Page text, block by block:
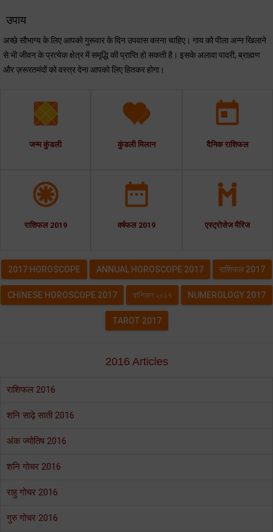
उपाय
अच्छे सौभाग्य के लिए आपको गुरूवार के दिन उपवास करना चाहिए। गाय को पीला अन्न खिलाने
से भी जीवन के प्रत्येक क्षेत्र में समृद्धि की प्राप्ति हो सकती है। इसके अलावा पादरी, ब्राह्मण
और ज़रूरतमंदों को वस्त्र देना आपको लिए हितकर होगा।
जन्म कुंडली कुंडली मिलान दैनिक राशिफल
राशिफल 2019 वर्षफल 2019 एस्ट्रोसेज मैरिज
2017 HOROSCOPE ANNUAL HOROSCOPE 2017 राशिफल 2017
CHINESE HOROSCOPE 2017 রাশিফল ২০১৭ NUMEROLOGY 2017
TAROT 2017
2016 Articles
राशिफल 2016
शनि साढ़े साती 2016
अंक ज्योतिष 2016
शनि गोचर 2016
राहु गोचर 2016
गुरु गोचर 2016